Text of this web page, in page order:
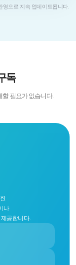
으로 지속 업데이트됩니다.
독
할 필요가 없습니다.
.
나
공합니다.